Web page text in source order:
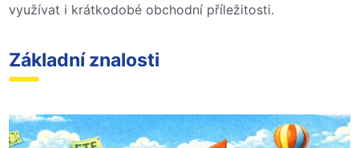
využívat i krátkodobé obchodní příležitosti.
Základní znalosti